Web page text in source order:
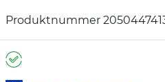
Produktnummer